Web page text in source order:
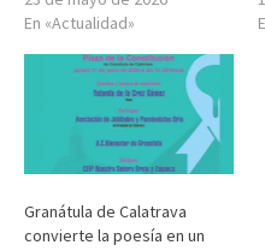
En «Actualidad»
Granátula de Calatrava
convierte la poesía en un